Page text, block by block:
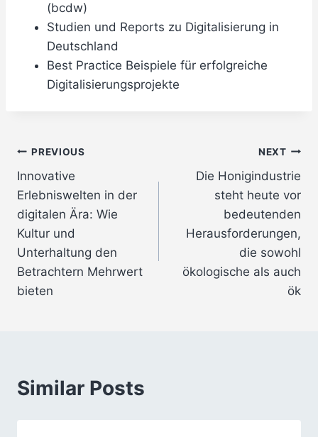
(bcdw)
Studien und Reports zu Digitalisierung in
Deutschland
Best Practice Beispiele für erfolgreiche
Digitalisierungsprojekte
Post
navigation
PREVIOUS
Innovative
Erlebniswelten in der
digitalen Ära: Wie
Kultur und
Unterhaltung den
Betrachtern Mehrwert
bieten
NEXT
Die Honigindustrie
steht heute vor
bedeutenden
Herausforderungen,
die sowohl
ökologische als auch
ök
Similar Posts